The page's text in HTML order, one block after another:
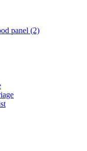
panel (2)